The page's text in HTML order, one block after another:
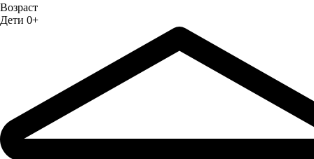
Возраст
Дети 0+